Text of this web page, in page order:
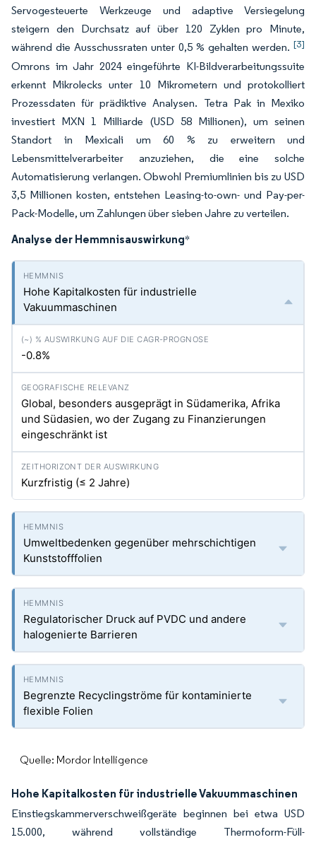
Servogesteuerte Werkzeuge und adaptive Versiegelung
steigern den Durchsatz auf über 120 Zyklen pro Minute,
während die Ausschussraten unter 0,5 % gehalten werden. [3]
Omrons im Jahr 2024 eingeführte KI-Bildverarbeitungssuite
erkennt Mikrolecks unter 10 Mikrometern und protokolliert
Prozessdaten für prädiktive Analysen. Tetra Pak in Mexiko
investiert MXN 1 Milliarde (USD 58 Millionen), um seinen
Standort in Mexicali um 60 % zu erweitern und
Lebensmittelverarbeiter anzuziehen, die eine solche
Automatisierung verlangen. Obwohl Premiumlinien bis zu USD
3,5 Millionen kosten, entstehen Leasing-to-own- und Pay-per-
Pack-Modelle, um Zahlungen über sieben Jahre zu verteilen.
Analyse der Hemmnisauswirkung*
Hohe Kapitalkosten für industrielle
Vakuummaschinen
-0.8%
Global, besonders ausgeprägt in Südamerika, Afrika
und Südasien, wo der Zugang zu Finanzierungen
eingeschränkt ist
Kurzfristig (≤ 2 Jahre)
Umweltbedenken gegenüber mehrschichtigen
Kunststofffolien
Regulatorischer Druck auf PVDC und andere
halogenierte Barrieren
Begrenzte Recyclingströme für kontaminierte
flexible Folien
Quelle: Mordor Intelligence
Hohe Kapitalkosten für industrielle Vakuummaschinen
Einstiegskammerverschweißgeräte beginnen bei etwa USD
15.000, während vollständige Thermoform-Füll-